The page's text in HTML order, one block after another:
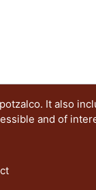
en tercer
de la protesta del
significativas.
It also
and of